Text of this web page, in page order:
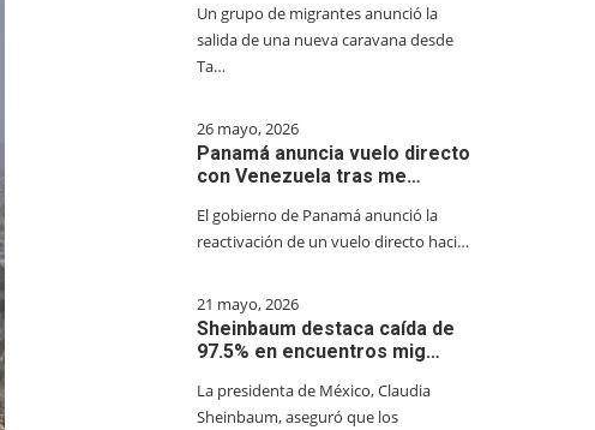
Un grupo de migrantes anunció la
salida de una nueva caravana desde
Ta…
26 mayo, 2026
Panamá anuncia vuelo directo
con Venezuela tras me…
El gobierno de Panamá anunció la
reactivación de un vuelo directo haci…
21 mayo, 2026
Sheinbaum destaca caída de
97.5% en encuentros mig…
La presidenta de México, Claudia
Sheinbaum, aseguró que los